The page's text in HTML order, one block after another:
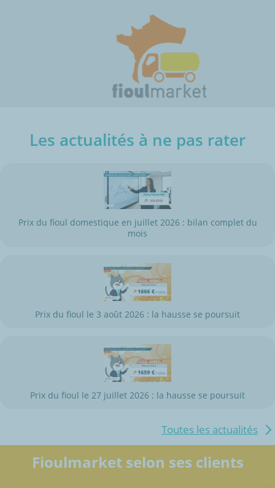
Les actualités à ne pas rater
Prix du fioul domestique en juillet 2026 : bilan complet du
mois
Prix du fioul le 3 août 2026 : la hausse se poursuit
Prix du fioul le 27 juillet 2026 : la hausse se poursuit
Toutes les actualités
Fioulmarket selon ses clients